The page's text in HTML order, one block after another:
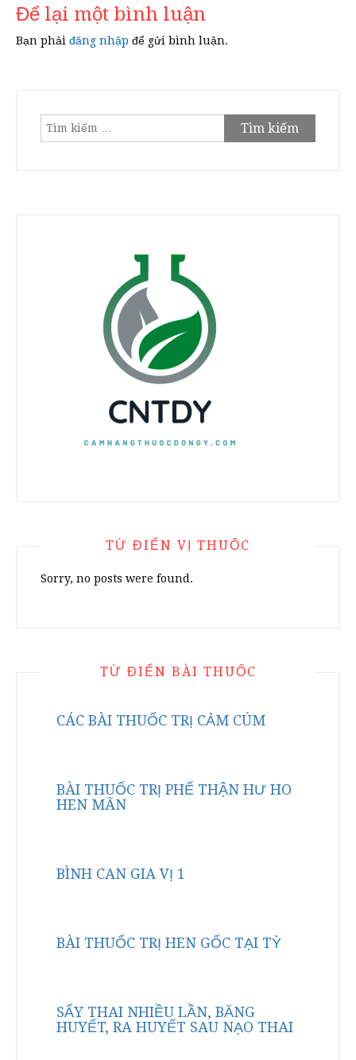
Để lại một bình luận
Bạn phải đăng nhập để gửi bình luận.
Tìm
kiếm
TỪ ĐIỂN VỊ THUỐC
Sorry, no posts were found.
TỪ ĐIỂN BÀI THUỐC
CÁC BÀI THUỐC TRỊ CẢM CÚM
BÀI THUỐC TRỊ PHẾ THẬN HƯ HO
HEN MÃN
BÌNH CAN GIA VỊ 1
BÀI THUỐC TRỊ HEN GỐC TẠI TỲ
SẨY THAI NHIỀU LẦN, BĂNG
HUYẾT, RA HUYẾT SAU NẠO THAI